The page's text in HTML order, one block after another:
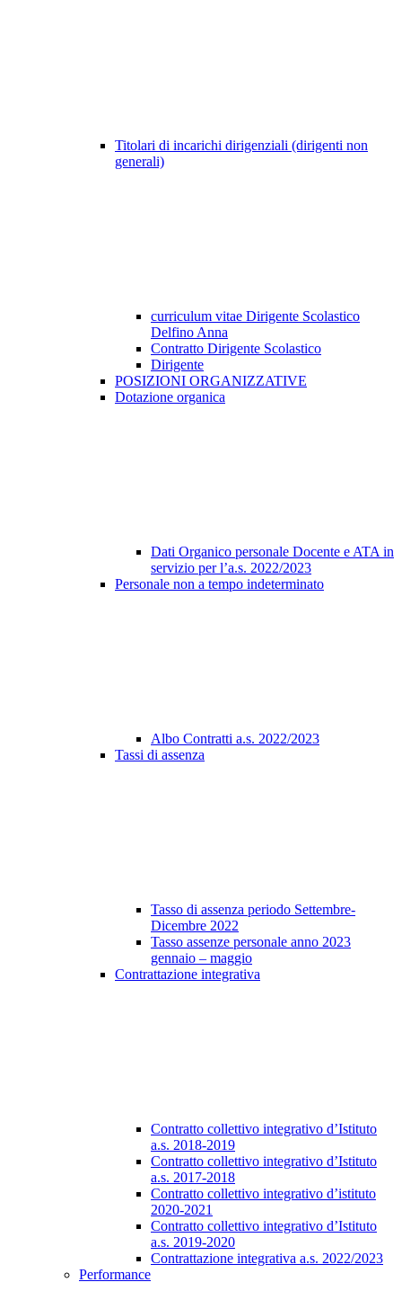
Titolari di incarichi dirigenziali (dirigenti non
generali)
curriculum vitae Dirigente Scolastico
Delfino Anna
Contratto Dirigente Scolastico
Dirigente
POSIZIONI ORGANIZZATIVE
Dotazione organica
Dati Organico personale Docente e ATA in
servizio per l’a.s. 2022/2023
Personale non a tempo indeterminato
Albo Contratti a.s. 2022/2023
Tassi di assenza
Tasso di assenza periodo Settembre-
Dicembre 2022
Tasso assenze personale anno 2023
gennaio – maggio
Contrattazione integrativa
Contratto collettivo integrativo d’Istituto
a.s. 2018-2019
Contratto collettivo integrativo d’Istituto
a.s. 2017-2018
Contratto collettivo integrativo d’istituto
2020-2021
Contratto collettivo integrativo d’Istituto
a.s. 2019-2020
Contrattazione integrativa a.s. 2022/2023
Performance